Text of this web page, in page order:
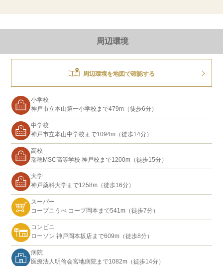
周辺環境
周辺環境を地図で確認する
小学校
神戸市立本山第一小学校まで479m（徒歩6分）
中学校
神戸市立本山中学校まで1094m（徒歩14分）
高校
瑞穂MSC高等学校 神戸校まで1200m（徒歩15分）
大学
神戸薬科大学まで1258m（徒歩16分）
スーパー
コープこうべ コープ岡本まで541m（徒歩7分）
コンビニ
ローソン 神戸岡本坂店まで609m（徒歩8分）
病院
医療法人明倫会宮地病院まで1082m（徒歩14分）